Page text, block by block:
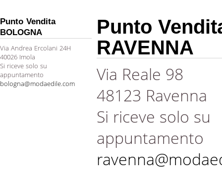
Punto Vendita
BOLOGNA
Via Andrea Ercolani 24H
40026 Imola
Si riceve solo su
appuntamento
bologna@modaedile.com
Punto
RAVENNA
Via Reale 98
48123 Ravenna
Si riceve solo su
appuntamento